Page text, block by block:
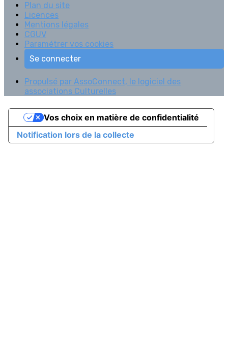
Plan du site
Licences
Mentions légales
CGUV
Paramétrer vos cookies
Se connecter
Propulsé par AssoConnect, le logiciel des
associations Culturelles
Notification lors de la collecte
Vos choix en matière de confidentialité